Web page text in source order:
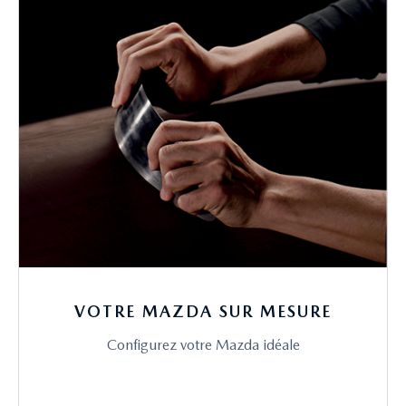
VOTRE MAZDA SUR MESURE
Configurez votre Mazda idéale